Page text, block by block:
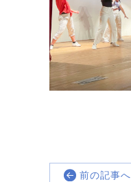
前の記事へ